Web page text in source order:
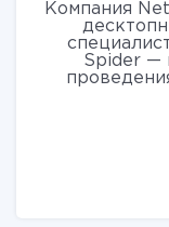
Компания
Spider —
всего
ключевым
APIX-25
скидкой